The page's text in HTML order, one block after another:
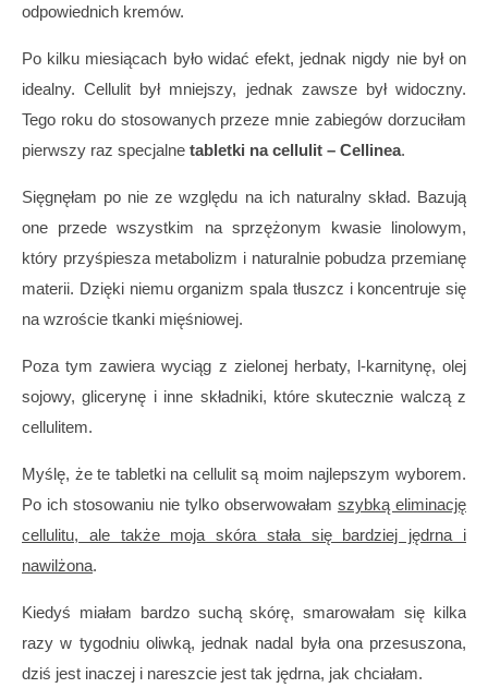
odpowiednich kremów.
Po kilku miesiącach było widać efekt, jednak nigdy nie był on
idealny. Cellulit był mniejszy, jednak zawsze był widoczny.
Tego roku do stosowanych przeze mnie zabiegów dorzuciłam
pierwszy raz specjalne tabletki na cellulit – Cellinea.
Sięgnęłam po nie ze względu na ich naturalny skład. Bazują
one przede wszystkim na sprzężonym kwasie linolowym,
który przyśpiesza metabolizm i naturalnie pobudza przemianę
materii. Dzięki niemu organizm spala tłuszcz i koncentruje się
na wzroście tkanki mięśniowej.
Poza tym zawiera wyciąg z zielonej herbaty, l-karnitynę, olej
sojowy, glicerynę i inne składniki, które skutecznie walczą z
cellulitem.
Myślę, że te tabletki na cellulit są moim najlepszym wyborem.
Po ich stosowaniu nie tylko obserwowałam szybką eliminację
cellulitu, ale także moja skóra stała się bardziej jędrna i
nawilżona.
Kiedyś miałam bardzo suchą skórę, smarowałam się kilka
razy w tygodniu oliwką, jednak nadal była ona przesuszona,
dziś jest inaczej i nareszcie jest tak jędrna, jak chciałam.